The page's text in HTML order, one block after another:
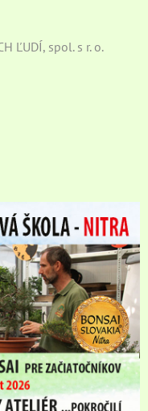
ĽUDÍ, spol. s r. o.